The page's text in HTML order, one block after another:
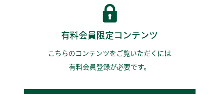
有料会員限定コンテンツ
こちらのコンテンツをご覧いただくには
有料会員登録が必要です。